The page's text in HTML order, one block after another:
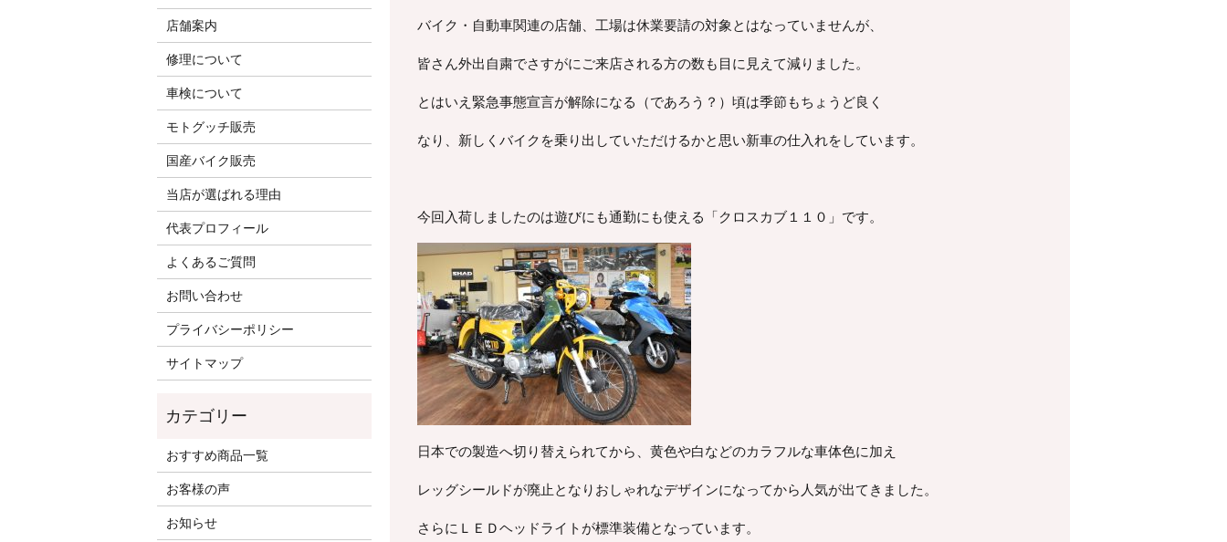
バイク・自動車関連の店舗、工場は休業要請の対象とはなっていませんが、
皆さん外出自粛でさすがにご来店される方の数も目に見えて減りました。
とはいえ緊急事態宣言が解除になる（であろう？）頃は季節もちょうど良く
なり、新しくバイクを乗り出していただけるかと思い新車の仕入れをしています。
今回入荷しましたのは遊びにも通勤にも使える「クロスカブ１１０」です。
日本での製造へ切り替えられてから、黄色や白などのカラフルな車体色に加え
レッグシールドが廃止となりおしゃれなデザインになってから人気が出てきました。
さらにＬＥＤヘッドライトが標準装備となっています。
店舗案内
修理について
車検について
モトグッチ販売
国産バイク販売
当店が選ばれる理由
代表プロフィール
よくあるご質問
お問い合わせ
プライバシーポリシー
サイトマップ
おすすめ商品一覧
お客様の声
お知らせ